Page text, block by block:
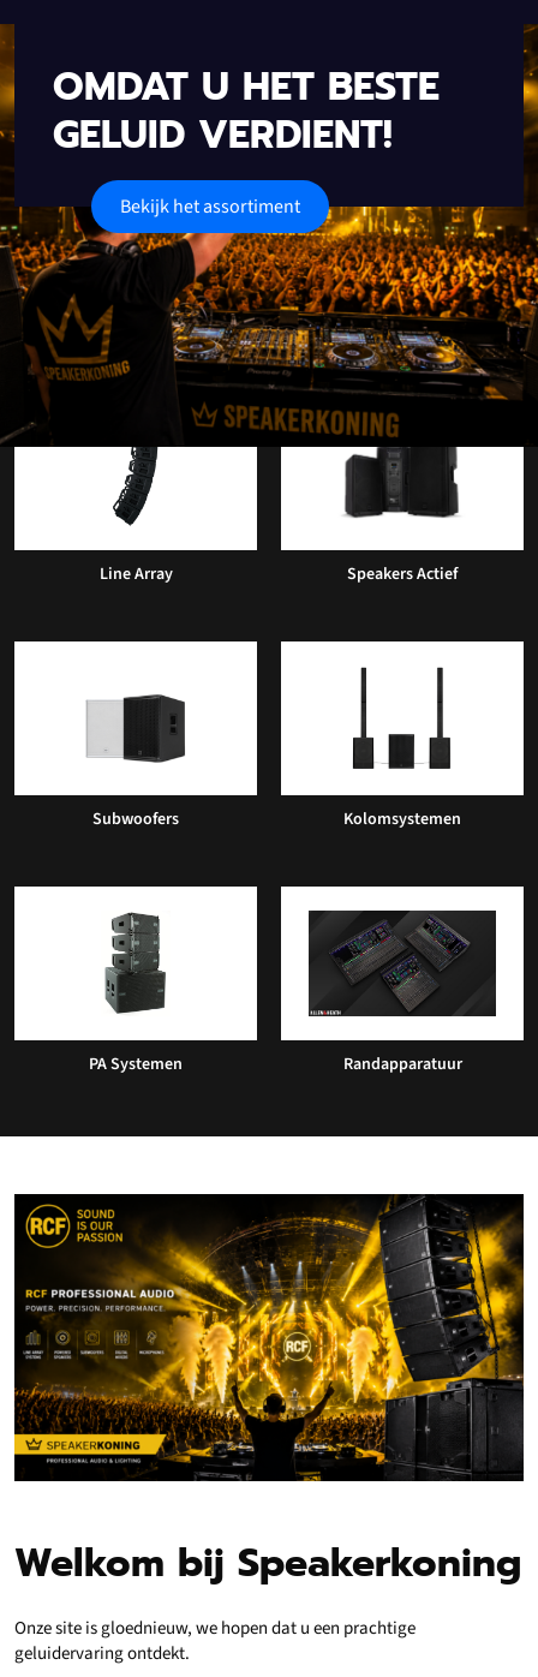
OMDAT U HET BESTE
GELUID VERDIENT!
Bekijk het assortiment
Onze populaire categorieën
Line Array Speakers Actief
Subwoofers Kolomsystemen
PA Systemen Randapparatuur
Welkom bij Speakerkoning
Onze site is gloednieuw, we hopen dat u een prachtige
geluidervaring ontdekt.